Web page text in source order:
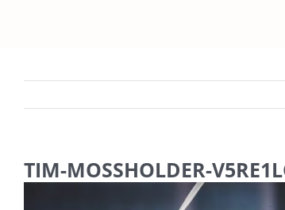
TIM-MOSSHOLDER-